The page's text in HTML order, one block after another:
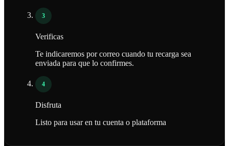
3
Verificas
Te indicaremos por correo cuando tu recarga sea
enviada para que lo confirmes.
4
Disfruta
Listo para usar en tu cuenta o plataforma